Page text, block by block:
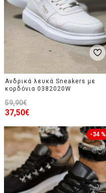
Ανδρικά λευκά Sneakers με
κορδόνια 0382020W
37,50€
59,90€
-34 %